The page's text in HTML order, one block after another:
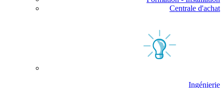
Centrale d'achat
Ingénierie